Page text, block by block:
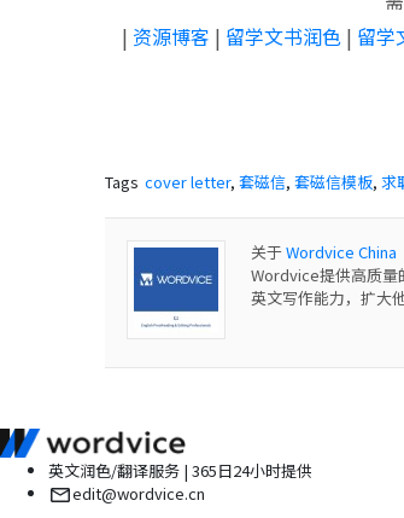
| 资源博客 | 留学文书润色 | 留学
Tags cover letter, 套磁信, 套磁信模板, 求
关于Wordvice China
Wordvice提供高质量
英文写作能力，扩大
英文润色/翻译服务 | 365日24小时提供
edit@wordvice.cn